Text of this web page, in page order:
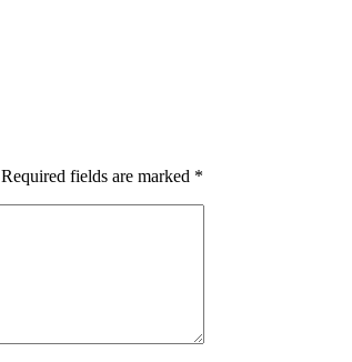
Required fields are marked *